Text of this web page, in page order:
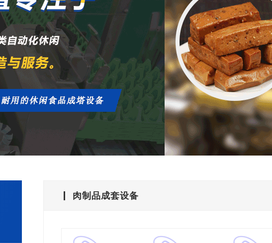
肉制品成套设备